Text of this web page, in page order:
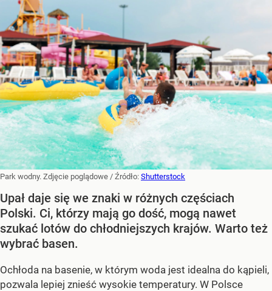
Park wodny. Zdjęcie poglądowe / Źródło: Shutterstock
Upał daje się we znaki w różnych częściach
Polski. Ci, którzy mają go dość, mogą nawet
szukać lotów do chłodniejszych krajów. Warto też
wybrać basen.
Ochłoda na basenie, w którym woda jest idealna do kąpieli,
pozwala lepiej znieść wysokie temperatury. W Polsce